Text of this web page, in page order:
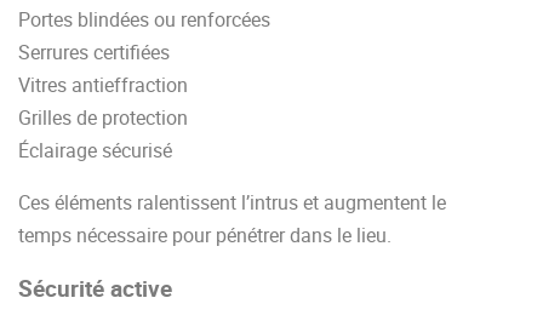
Portes blindées ou renforcées
Serrures certifiées
Vitres antieffraction
Grilles de protection
Éclairage sécurisé
Ces éléments ralentissent l’intrus et augmentent le
temps nécessaire pour pénétrer dans le lieu.
Sécurité active